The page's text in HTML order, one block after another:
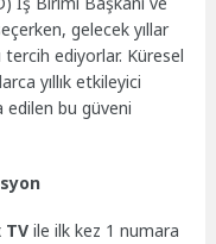
gelecek yıllar
ediyorlar. Küresel
yıllık etkileyici
edilen bu güveni
TV ile ilk kez 1 numara